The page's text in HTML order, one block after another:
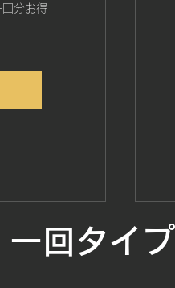
分お得
​一回タイプ